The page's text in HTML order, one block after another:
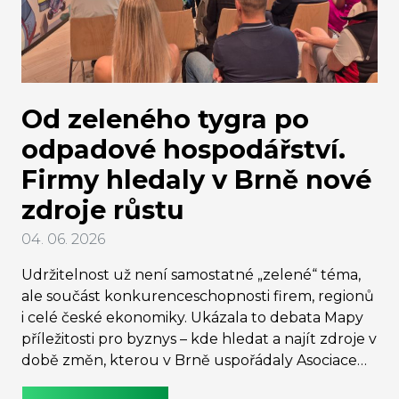
Od zeleného tygra po
odpadové hospodářství.
Firmy hledaly v Brně nové
zdroje růstu
04. 06. 2026
Udržitelnost už není samostatné „zelené“ téma,
ale součást konkurenceschopnosti firem, regionů
i celé české ekonomiky. Ukázala to debata Mapy
příležitosti pro byznys – kde hledat a najít zdroje v
době změn, kterou v Brně uspořádaly Asociace